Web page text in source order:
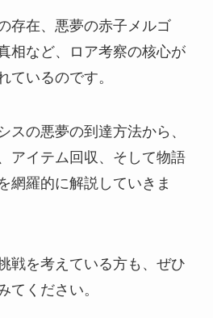
存在、悪夢の赤子メルゴ
相など、ロア考察の核心が
ているのです。
スの悪夢の到達方法から、
アイテム回収、そして物語
網羅的に解説していきま
戦を考えている方も、ぜひ
てください。